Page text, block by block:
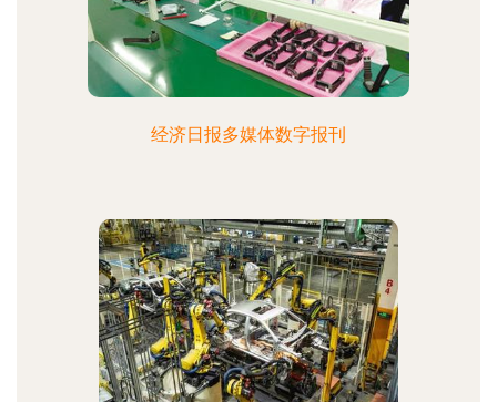
经济日报多媒体数字报刊